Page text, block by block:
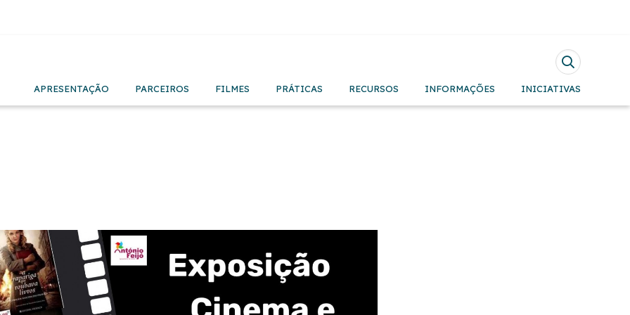
APRESENTAÇÃO PARCEIROS FILMES PRÁTICAS RECURSOS INFORMAÇÕES INICIATIVAS